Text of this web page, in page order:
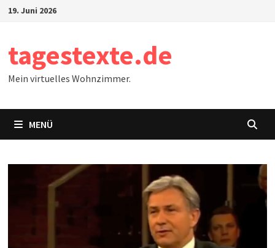
Zum19. Juni 2026
tagestexte.de
Mein virtuelles Wohnzimmer.
MENÜ